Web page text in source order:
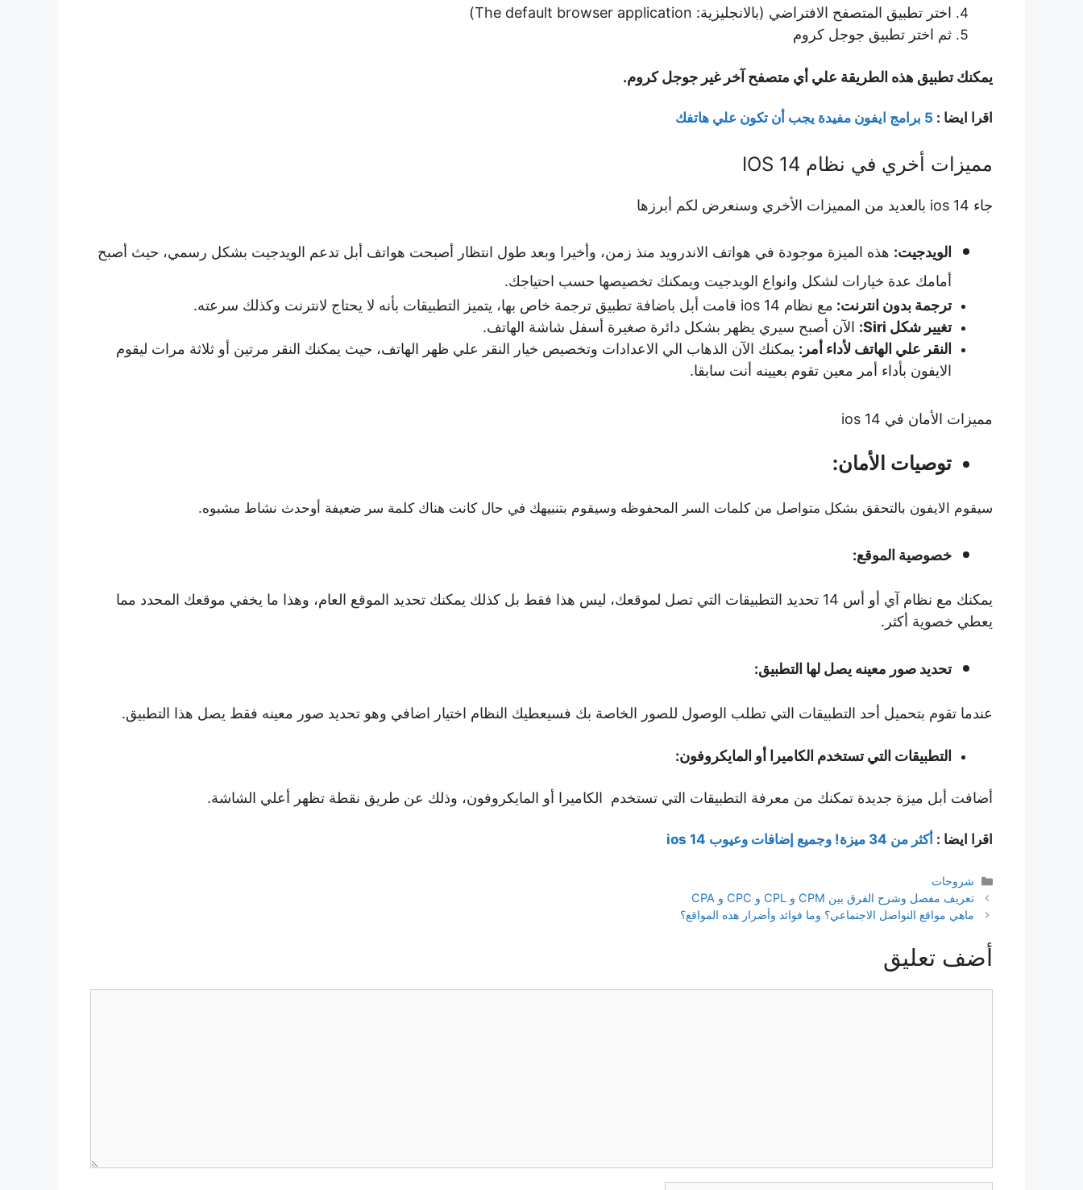
اختر تطبيق المتصفح الافتراضي (بالانجليزية: The default browser application)
ثم اختر تطبيق جوجل كروم
يمكنك تطبيق هذه الطريقة علي أي متصفح آخر غير جوجل كروم.
اقرا ايضا : 5 برامج ايفون مفيدة يجب أن تكون علي هاتفك
مميزات أخري في نظام IOS 14
جاء ios 14 بالعديد من المميزات الأخري وسنعرض لكم أبرزها
الويدجيت: هذه الميزة موجودة في هواتف الاندرويد منذ زمن، وأخيرا وبعد طول انتظار أصبحت هواتف أبل تدعم الويدجيت بشكل رسمي، حيث أصبح
أمامك عدة خيارات لشكل وانواع الويدجيت ويمكنك تخصيصها حسب احتياجك.
ترجمة بدون انترنت: مع نظام ios 14 قامت أبل باضافة تطبيق ترجمة خاص بها، يتميز التطبيقات بأنه لا يحتاج لانترنت وكذلك سرعته.
تغيير شكل Siri:
الآن أصبح سيري يظهر بشكل دائرة صغيرة أسفل شاشة الهاتف.
النقر علي الهاتف لأداء أمر: يمكنك الآن الذهاب الي الاعدادات وتخصيص خيار النقر علي ظهر الهاتف، حيث يمكنك النقر مرتين أو ثلاثة مرات ليقوم
الايفون بأداء أمر معين تقوم بعيينه أنت سابقا.
مميزات الأمان في ios 14
توصيات الأمان:
سيقوم الايفون بالتحقق بشكل متواصل من كلمات السر المحفوظه وسيقوم بتنبيهك في حال كانت هناك كلمة سر ضعيفة أوحدث نشاط مشبوه.
خصوصية الموقع:
يمكنك مع نظام آي أو أس 14 تحديد التطبيقات التي تصل لموقعك، ليس هذا فقط بل كذلك يمكنك تحديد الموقع العام، وهذا ما يخفي موقعك المحدد مما
يعطي خصوية أكثر.
تحديد صور معينه يصل لها التطبيق:
عندما تقوم بتحميل أحد التطبيقات التي تطلب الوصول للصور الخاصة بك فسيعطيك النظام اختيار اضافي وهو تحديد صور معينه فقط يصل هذا التطبيق.
التطبيقات التي تستخدم الكاميرا أو المايكروفون:
أضافت أبل ميزة جديدة تمكنك من معرفة التطبيقات التي تستخدم الكاميرا أو المايكروفون، وذلك عن طريق نقطة تظهر أعلي الشاشة.
اقرا ايضا : أكثر من 34 ميزة! وجميع إضافات وعيوب ios 14
التصنيفات
شروحات
تعريف مفصل وشرح الفرق بين CPM و CPL و CPC و CPA
ماهي مواقع التواصل الاجتماعي؟ وما فوائد وأضرار هذه المواقع؟
أضف تعليق